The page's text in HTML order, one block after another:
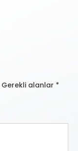
Gerekli alanlar *